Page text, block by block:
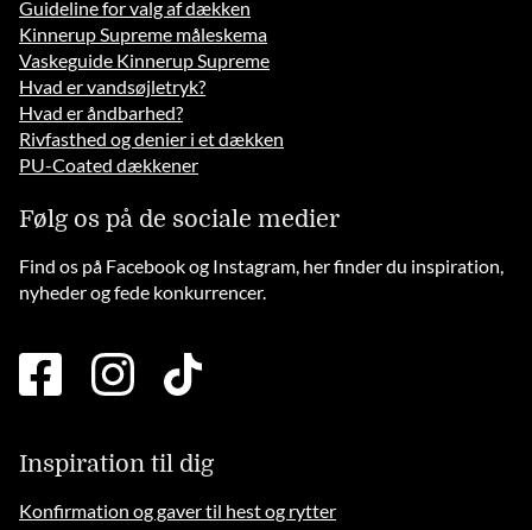
Guideline for valg af dækken
Kinnerup Supreme måleskema
Vaskeguide Kinnerup Supreme
Hvad er vandsøjletryk?
Hvad er åndbarhed?
Rivfasthed og denier i et dækken
PU-Coated dækkener
Følg os på de sociale medier
Find os på Facebook og Instagram, her finder du inspiration,
nyheder og fede konkurrencer.
facebook
square
instagramtiktok
Inspiration til dig
Konfirmation og gaver til hest og rytter